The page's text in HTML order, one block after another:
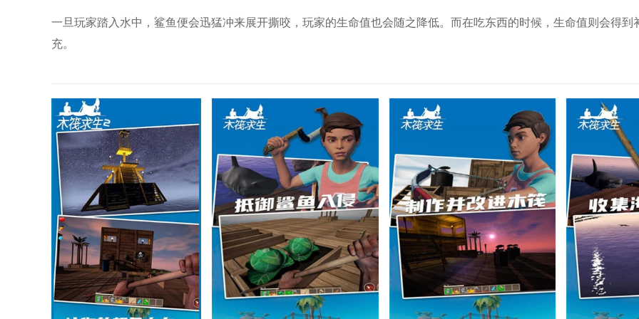
一旦玩家踏入水中，鲨鱼便会迅猛冲来展开撕咬，玩家的生命值也会随之降低。而在吃东西的时候，生命值则会得到
充。